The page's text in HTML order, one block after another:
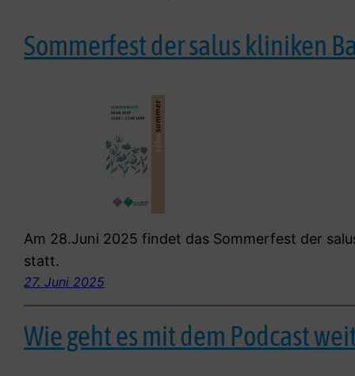
Sommerfest der salus kliniken
Am 28.Juni 2025 findet das Sommerfest der
statt.
27. Juni 2025
Wie geht es mit dem Podcast